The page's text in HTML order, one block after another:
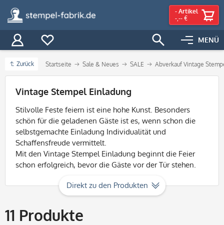
MENÜ
- Artikel
-,-- €
Zurück Startseite Sale & Neues SALE Abverkauf Vintage
Filter
Vintage Stempel Einladung
Stilvolle Feste feiern ist eine hohe Kunst. Besonders
schön für die geladenen Gäste ist es, wenn schon die
selbstgemachte Einladung Individualität und
Schaffensfreude vermittelt.
Mit den Vintage Stempel Einladung beginnt die Feier
schon erfolgreich, bevor die Gäste vor der Tür stehen.
Direkt zu den Produkten
11 Produkte